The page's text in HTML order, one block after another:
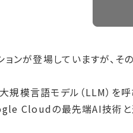
ョンが登場していますが、
規模言語モデル（LLM）を
Cloudの最先端AI技術と